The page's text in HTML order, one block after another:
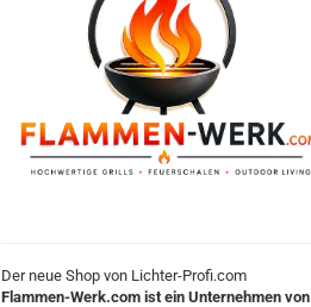
Der neue Shop von Lichter-Profi.com
Flammen-Werk.com ist ein Unternehmen von